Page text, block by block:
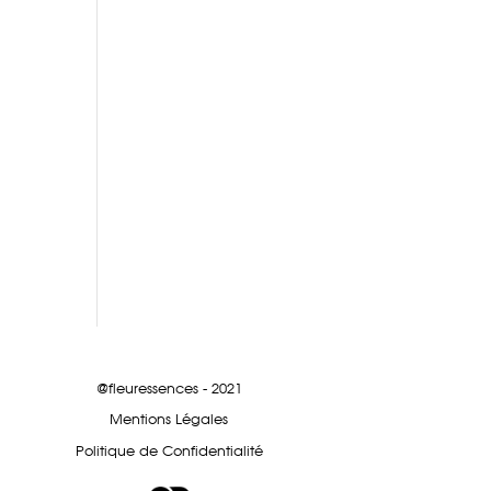
@fleuressences - 2021
Mentions Légales
Politique de Confidentialité